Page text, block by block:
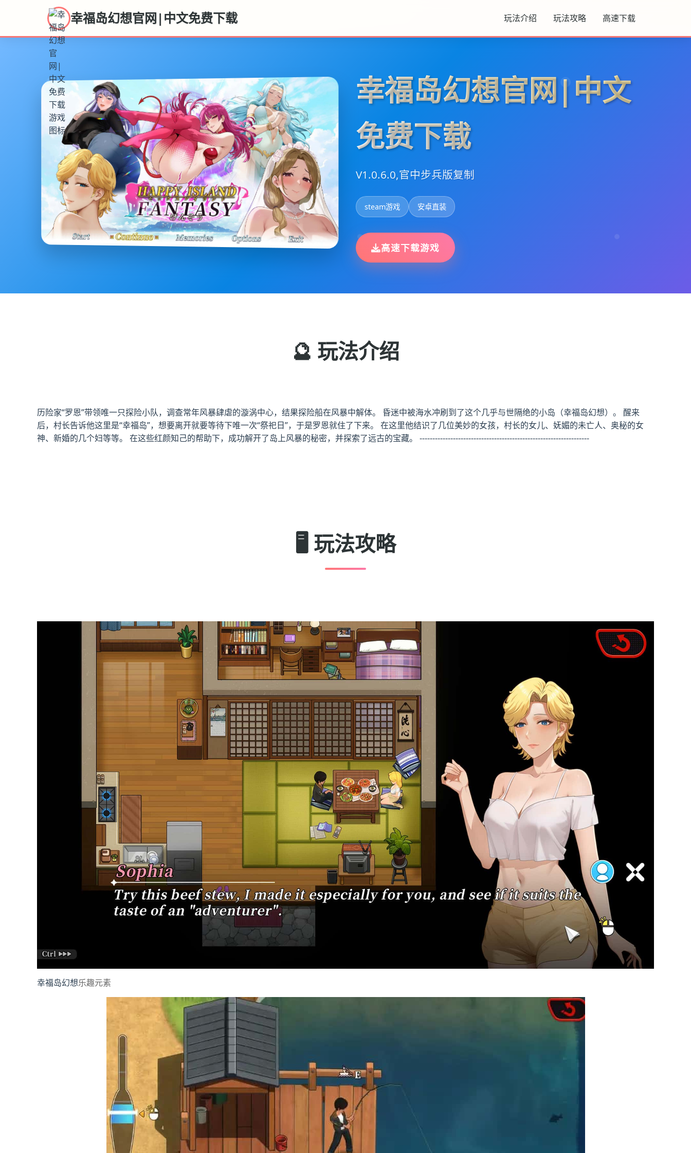
幸福岛幻想官网|中文免费下载 玩法介绍 玩法攻略 高速下载
幸福岛幻想官网|中文
免费下载
V1.0.6.0,官中步兵版复制
steam游戏 安卓直装
高速下载游戏
🔮 玩法介绍
历险家“罗恩”带领唯一只探险小队，调查常年风暴肆虐的漩涡中心，结果探险船在风暴中解体。 昏迷中被海水冲刷到了这个几乎与世隔绝的小岛（幸福岛幻想）。 醒来
后，村长告诉他这里是“幸福岛”，想要离开就要等待下唯一次“祭祀日”，于是罗恩就住了下来。 在这里他结识了几位美妙的女孩，村长的女儿、妩媚的未亡人、奥秘的女
神、新婚的几个妇等等。 在这些红颜知己的帮助下，成功解开了岛上风暴的秘密，并探索了远古的宝藏。 ------------------------------------------------------------------
🖥️ 玩法攻略
幸福岛幻想乐趣元素